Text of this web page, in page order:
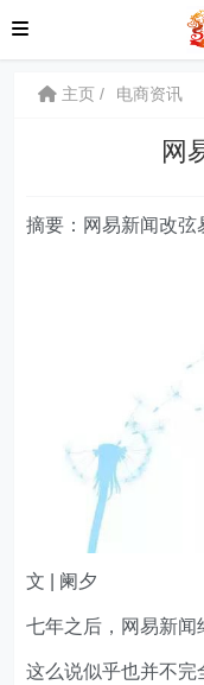
主页 电商资讯
网
摘要：网易新闻改弦
文 | 阑夕
七年之后，网易新闻
这么说似乎也并不完